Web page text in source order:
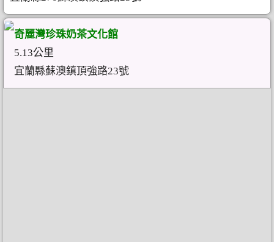
奇麗灣珍珠奶茶文化館
5.13公里
宜蘭縣蘇澳鎮頂強路23號